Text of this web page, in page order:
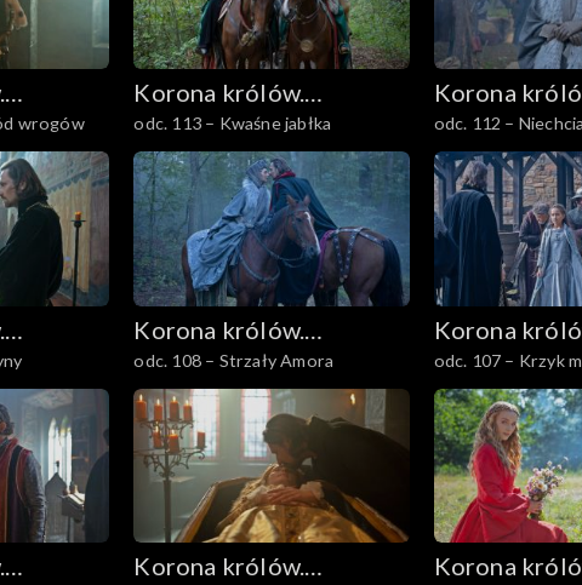
wrogów
Korona królów.
Jagiellonowie
odc. 113 – Kwaśne jabłka
Korona
odc. 112 –
Korona królów.
Jagiellonowie
odc. 108 – Strzały Amora
Korona
odc. 107 – Krzyk
Korona królów.
Korona